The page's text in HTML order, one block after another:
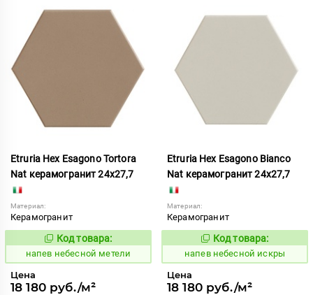
Etruria Hex Esagono Tortora
Nat керамогранит 24x27,7
Материал:
Керамогранит
1086050
Код товара:
напев небесной метели
Цена
18 180 руб./м²
Etruria Hex Esagono Bianco
Nat керамогранит 24x27,7
Материал:
Керамогранит
1086034
Код товара:
напев небесной искры
Цена
18 180 руб./м²